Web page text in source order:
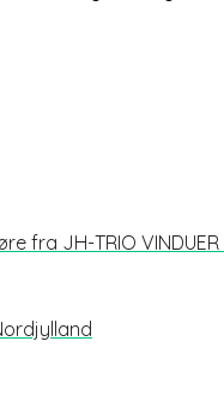
fra JH-TRIO VINDUER